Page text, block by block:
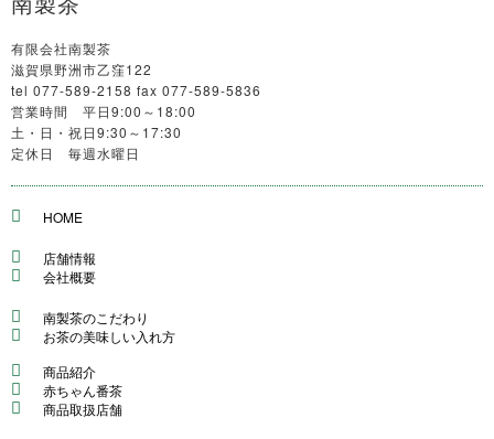
南製茶
有限会社南製茶
滋賀県野洲市乙窪122
tel 077-589-2158 fax 077-589-5836
営業時間 平日9:00～18:00
土・日・祝日9:30～17:30
定休日 毎週水曜日
HOME
店舗情報
会社概要
南製茶のこだわり
お茶の美味しい入れ方
商品紹介
赤ちゃん番茶
商品取扱店舗